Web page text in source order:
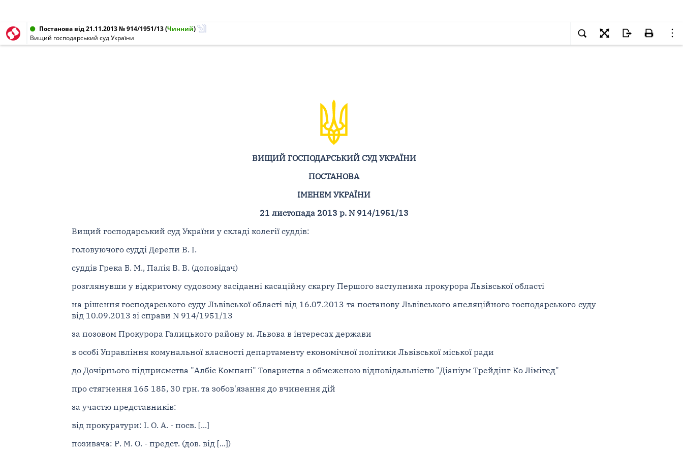
Постанова від 21.11.2013 № 914/1951/13(Чинний)
Вищий господарський суд України
ВИЩИЙ ГОСПОДАРСЬКИЙ СУД УКРАЇНИ
ПОСТАНОВА
ІМЕНЕМ УКРАЇНИ
21 листопада 2013 р. N 914/1951/13
Вищий господарський суд України у складі колегії суддів:
головуючого судді Дерепи В. І.
суддів Грека Б. М., Палія В. В. (доповідач)
розглянувши у відкритому судовому засіданні касаційну скаргу Першого заступника прокурора Львівської області
на рішення господарського суду Львівської області від 16.07.2013 та постанову Львівського апеляційного господарського суду
від 10.09.2013 зі справи N 914/1951/13
за позовом Прокурора Галицького району м. Львова в інтересах держави
в особі Управління комунальної власності департаменту економічної політики Львівської міської ради
до Дочірнього підприємства "Албіс Компані" Товариства з обмеженою відповідальністю "Діаніум Трейдінг Ко Лімітед"
про стягнення 165 185, 30 грн. та зобов'язання до вчинення дій
за участю представників:
від прокуратури: І. О. А. - посв. [...]
позивача: Р. М. О. - предст. (дов. від [...])